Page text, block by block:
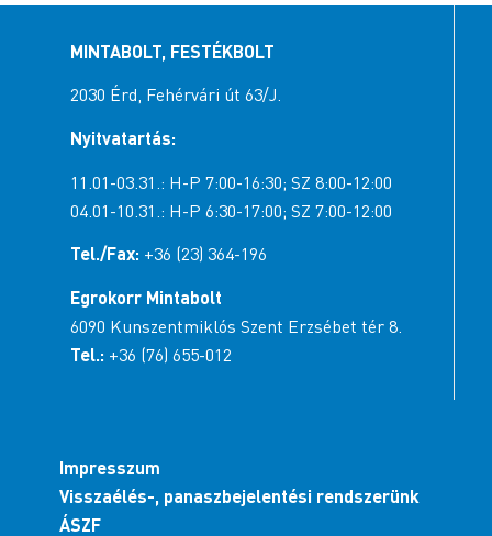
Csab-Ati 2002 Bt.
9444 Fertőszentmiklós Szent István út 12.
9444 Fertőszentmiklós Petofi u. 3.
+36 99 544-076
9400 Sopron Koszegi u. 6.
+36 99 511-123
MINTABOLT, FESTÉKBOLT
2030 Érd, Fehérvári út 63/J.
Nyitvatartás:
11.01-03.31.: H-P 7:00-16:30; SZ 8:00-12:00
04.01-10.31.: H-P 6:30-17:00; SZ 7:00-12:00
Tel./Fax: +36 (23) 364-196
Egrokorr Mintabolt
6090 Kunszentmiklós Szent Erzsébet tér 8.
Tel.: +36 (76) 655-012
Impresszum
Visszaélés-, panaszbejelentési rendszerünk
ÁSZF